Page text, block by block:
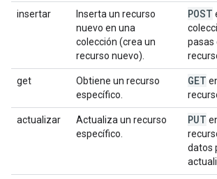
insertar
Inserta un recurso
nuevo en una
colección (crea un
recurso nuevo).
POST
pasas
get
Obtiene un recurso
específico.
GET
actualizar
Actualiza un recurso
específico.
PUT
datos